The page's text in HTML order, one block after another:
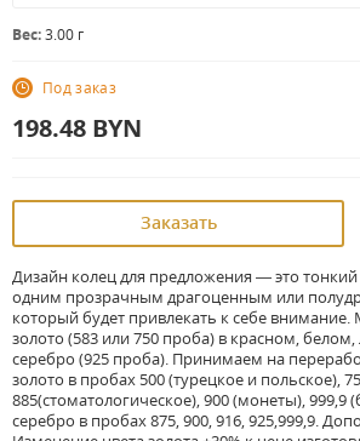
Вес:3.00 г
Под заказ
198.48 BYN
Заказать
Дизайн колец для предложения — это тонкий
одним прозрачным драгоценным или
который будет привлекать к себе внимание.
золото (583 или 750 проба) в красном,
серебро (925 проба). Принимаем на
золото в пробах 500 (турецкое и польское),
885(стоматологическое), 900 (монеты), 999,9
серебро в пробах 875, 900, 916, 925,999,9.